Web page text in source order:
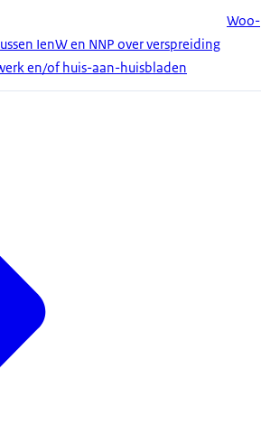
Woo-
IenW en NNP over verspreiding
en/of huis-aan-huisbladen